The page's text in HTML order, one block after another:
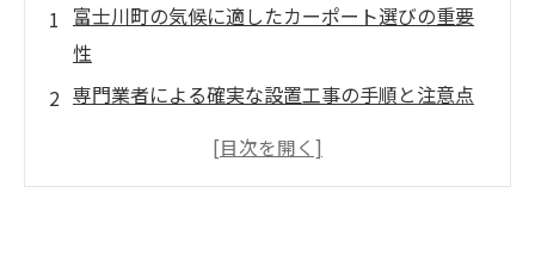
富士川町の気候に適したカーポート選びの重要
性
専門業者による確実な設置工事の手順と注意点
カーポートの定期メンテナンスで耐久性を守る